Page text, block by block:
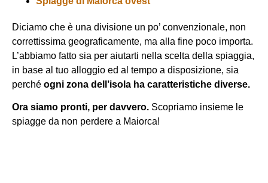
Diciamo che è una divisione un po’ convenzionale, non
correttissima geograficamente, ma alla fine poco importa.
L’abbiamo fatto sia per aiutarti nella scelta della spiaggia,
in base al tuo alloggio ed al tempo a disposizione, sia
perché ogni zona dell’isola ha caratteristiche diverse.
Ora siamo pronti, per davvero. Scopriamo insieme le
spiagge da non perdere a Maiorca!